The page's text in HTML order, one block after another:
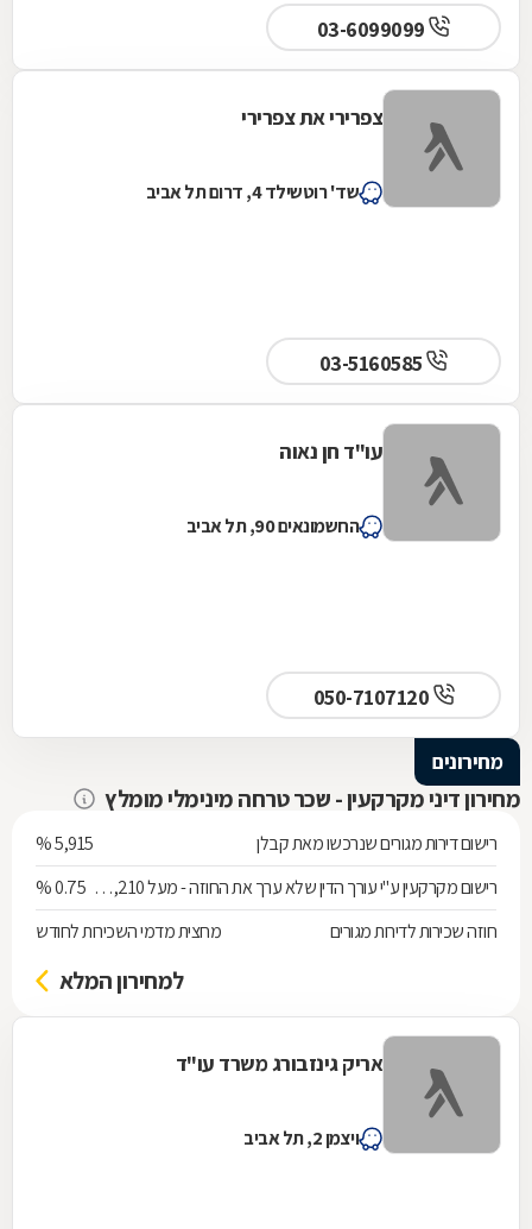
03-6099099
צפרירי את צפרירי
שד' רוטשילד 4, דרום תל אביב
03-5160585
עו"ד חן נאוה
החשמונאים 90, תל אביב
מחירונים
מחירון דיני מקרקעין - שכר טרחה מינימלי מומלץ
רישום דירות מגורים שנרכשו מאת קבלן
5,915 %
רישום מקרקעין ע"י עורך הדין שלא ערך את החוזה - מעל 538,210 ש"ח 0.75 %
חוזה שכירות לדירות מגורים
מחצית מדמי השכירות לחודש
למחירון המלא
אריק גינזבורג משרד עו"ד
ויצמן 2, תל אביב